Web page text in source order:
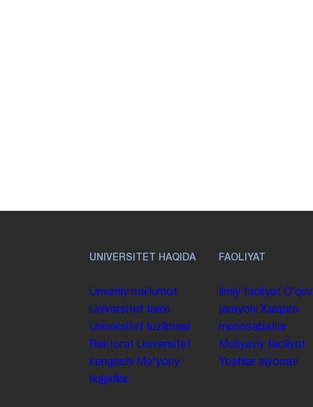
UNIVERSITET HAQIDA
Umumiy maʼlumot
Universitet tarixi
Universitet tuzilmasi
Rektorat Universitet
kengashi
Me'yoriy
hujjatlar
FAOLIYAT
Ilmiy faoliyat Oʻquv
jarayoni Xalqaro
munosabatlar
Moliyaviy faoliyat
Yoshlar siyosati